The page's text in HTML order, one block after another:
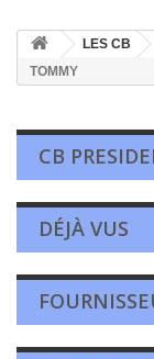
LES CB
TOMMY
CB
DÉJÀ VUS